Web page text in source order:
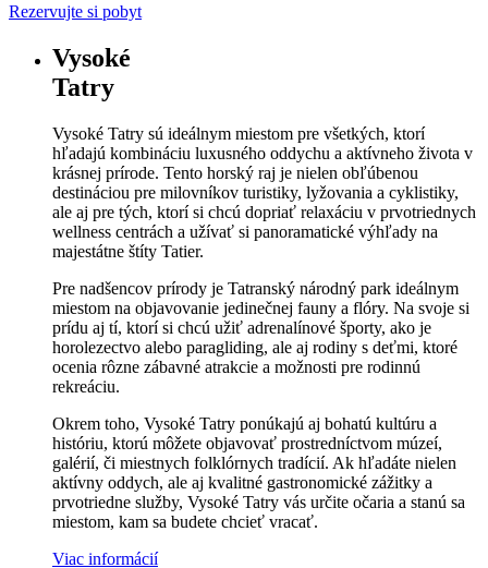
Rezervujte si pobyt
Vysoké
Tatry
Vysoké Tatry sú ideálnym miestom pre všetkých, ktorí
hľadajú kombináciu luxusného oddychu a aktívneho života v
krásnej prírode. Tento horský raj je nielen obľúbenou
destináciou pre milovníkov turistiky, lyžovania a cyklistiky,
ale aj pre tých, ktorí si chcú dopriať relaxáciu v prvotriednych
wellness centrách a užívať si panoramatické výhľady na
majestátne štíty Tatier.
Pre nadšencov prírody je Tatranský národný park ideálnym
miestom na objavovanie jedinečnej fauny a flóry. Na svoje si
prídu aj tí, ktorí si chcú užiť adrenalínové športy, ako je
horolezectvo alebo paragliding, ale aj rodiny s deťmi, ktoré
ocenia rôzne zábavné atrakcie a možnosti pre rodinnú
rekreáciu.
Okrem toho, Vysoké Tatry ponúkajú aj bohatú kultúru a
históriu, ktorú môžete objavovať prostredníctvom múzeí,
galérií, či miestnych folklórnych tradícií. Ak hľadáte nielen
aktívny oddych, ale aj kvalitné gastronomické zážitky a
prvotriedne služby, Vysoké Tatry vás určite očaria a stanú sa
miestom, kam sa budete chcieť vracať.
Viac informácií